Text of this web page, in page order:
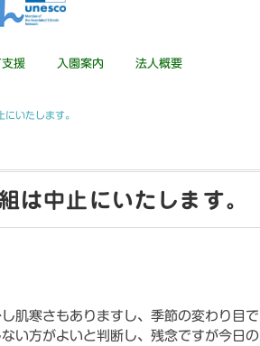
援 入園案内 法人概要
いたします。
は中止にいたします。
肌寒さもありますし、季節の変わり目で
い方がよいと判断し、残念ですが今日の